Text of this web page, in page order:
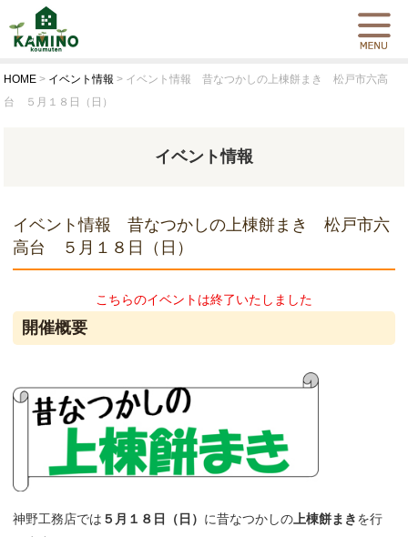
HOME > イベント情報 > イベント情報 昔なつかしの上棟餅まき 松戸市六高
台 ５月１８日（日）
イベント情報
イベント情報 昔なつかしの上棟餅まき 松戸市六
高台 ５月１８日（日）
こちらのイベントは終了いたしました
開催概要
神野工務店では ５月１８日（日） に昔なつかしの 上棟餅まきを行